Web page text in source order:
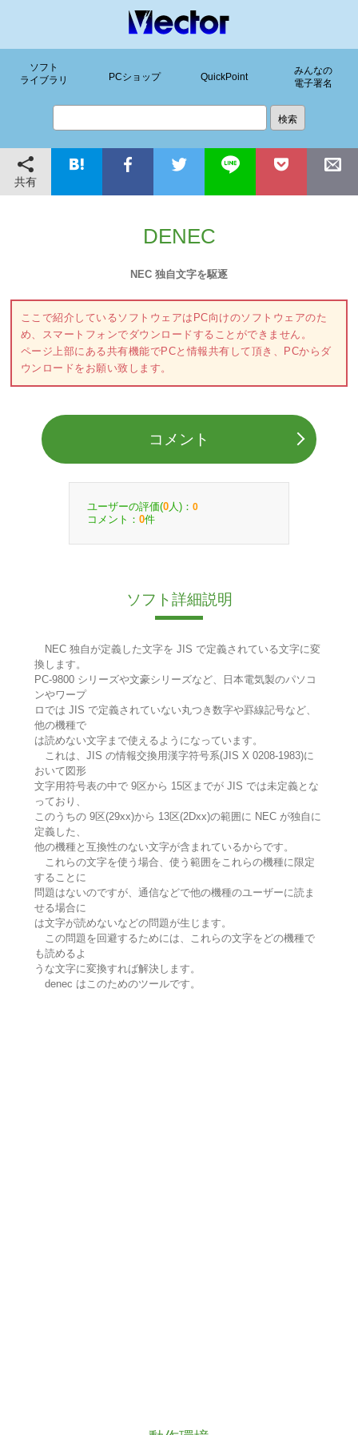
ソフト
ライブラリ
PCショップ QuickPoint
みんなの
電子署名
共有
DENEC
NEC 独自文字を駆逐
ここで紹介しているソフトウェアはPC向けのソフトウェアのた
め、スマートフォンでダウンロードすることができません。
ページ上部にある共有機能でPCと情報共有して頂き、PCからダ
ウンロードをお願い致します。
コメント
ユーザーの評価(0 人)： 0
コメント： 0件
ソフト詳細説明
NEC 独自が定義した文字を JIS で定義されている文字に変
換します。
PC-9800 シリーズや文豪シリーズなど、日本電気製のパソコ
ンやワープ
ロでは JIS で定義されていない丸つき数字や罫線記号など、
他の機種で
は読めない文字まで使えるようになっています。
これは、JIS の情報交換用漢字符号系(JIS X 0208-1983)に
おいて図形
文字用符号表の中で 9区から 15区までが JIS では未定義とな
っており、
このうちの 9区(29xx)から 13区(2Dxx)の範囲に NEC が独自に
定義した、
他の機種と互換性のない文字が含まれているからです。
これらの文字を使う場合、使う範囲をこれらの機種に限定
することに
問題はないのですが、通信などで他の機種のユーザーに読ま
せる場合に
は文字が読めないなどの問題が生じます。
この問題を回避するためには、これらの文字をどの機種で
も読めるよ
うな文字に変換すれば解決します。
denec はこのためのツールです。